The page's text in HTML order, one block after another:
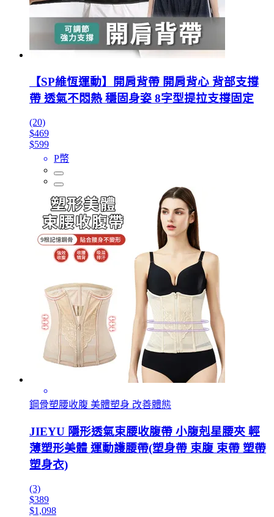
【SP維恆運動】開肩背帶 開肩背心 背部支撐
帶 透氣不悶熱 穩固身姿 8字型提拉支撐固定
(20)
$469
$599
P幣
鋼骨塑腰收腹 美體塑身 改善體態
JIEYU 隱形透氣束腰收腹帶 小腹剋星腰夾 輕
薄塑形美體 運動護腰帶(塑身帶 束腹 束帶 塑帶
塑身衣)
(3)
$389
$1,098